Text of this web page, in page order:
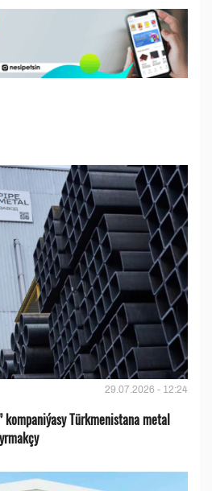
29.07.2026 - 12:24
kompaniýasy Türkmenistana metal